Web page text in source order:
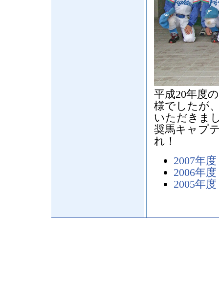
平成20年度
様でしたが
いただきま
奨馬キャプ
れ！
2007年度
2006年度
2005年度